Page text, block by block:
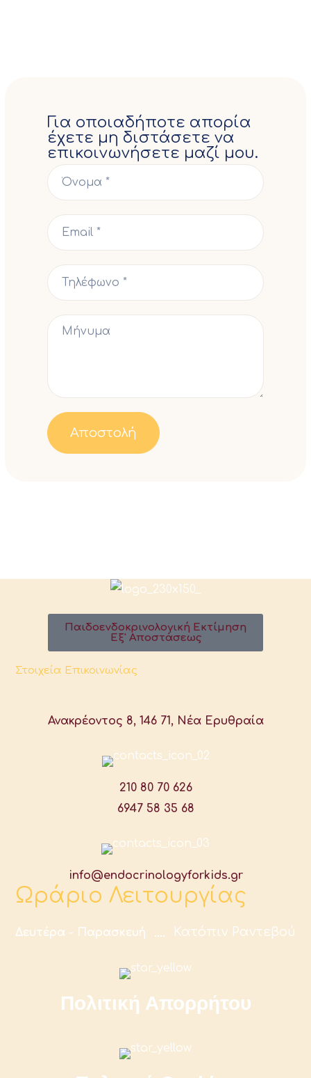
Για οποιαδήποτε απορία
έχετε μη διστάσετε να
επικοινωνήσετε μαζί μου.
Παιδοενδοκρινολογική Εκτίμηση
Εξ' Αποστάσεως
Στοιχεία Επικοινωνίας
Ανακρέοντος 8, 146 71, Νέα Ερυθραία
210 80 70 626
6947 58 35 68
info@endocrinologyforkids.gr
Ωράριο Λειτουργίας
Δευτέρα - Παρασκευή Κατόπιν Ραντεβού
Πολιτική Απορρήτου